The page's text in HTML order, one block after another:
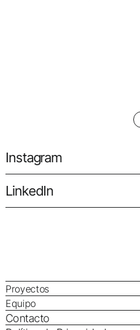
Instagram
LinkedIn
Proyectos
Equipo
Contacto